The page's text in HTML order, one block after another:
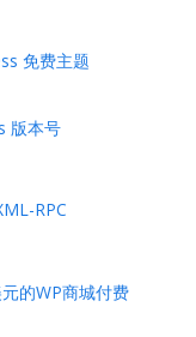
免费主题
版本号
RPC
的WP商城付费